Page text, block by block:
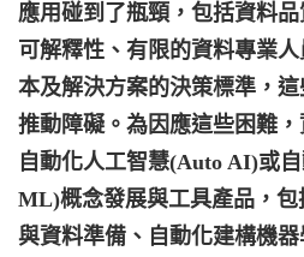
應用碰到了瓶頸，包括資料
可解釋性、有限的資料專業
本及解決方案的決策標準，
推動障礙。為因應這些困難
自動化人工智慧(Auto AI)或
ML)概念發展與工具產品，
與資料準備、自動化建構機